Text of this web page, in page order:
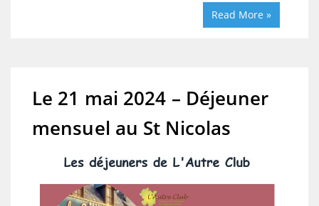
Read More »
Le 21 mai 2024 – Déjeuner
mensuel au St Nicolas